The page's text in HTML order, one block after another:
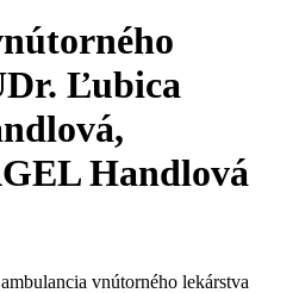
Ľubica
Handlová
ambulancia vnútorného lekárstva